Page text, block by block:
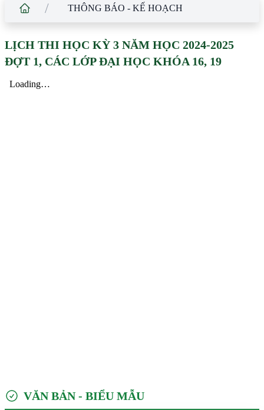
/ THÔNG BÁO - KẾ HOẠCH
LỊCH THI HỌC KỲ 3 NĂM HỌC 2024-2025
ĐỢT 1, CÁC LỚP ĐẠI HỌC KHÓA 16, 19
VĂN BẢN - BIỂU MẪU